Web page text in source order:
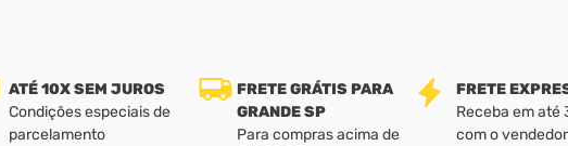
ATÉ 10X SEM JUROS
Condições especiais de
parcelamento
FRETE GRÁTIS PARA
GRANDE SP
Para compras acima de
FRETE
Receba em até
com o vendedor